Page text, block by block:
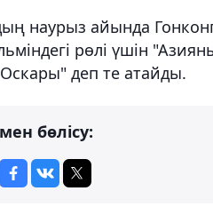
наурыз айында
рөлі үшін
деп те атайды.
бөлісу: